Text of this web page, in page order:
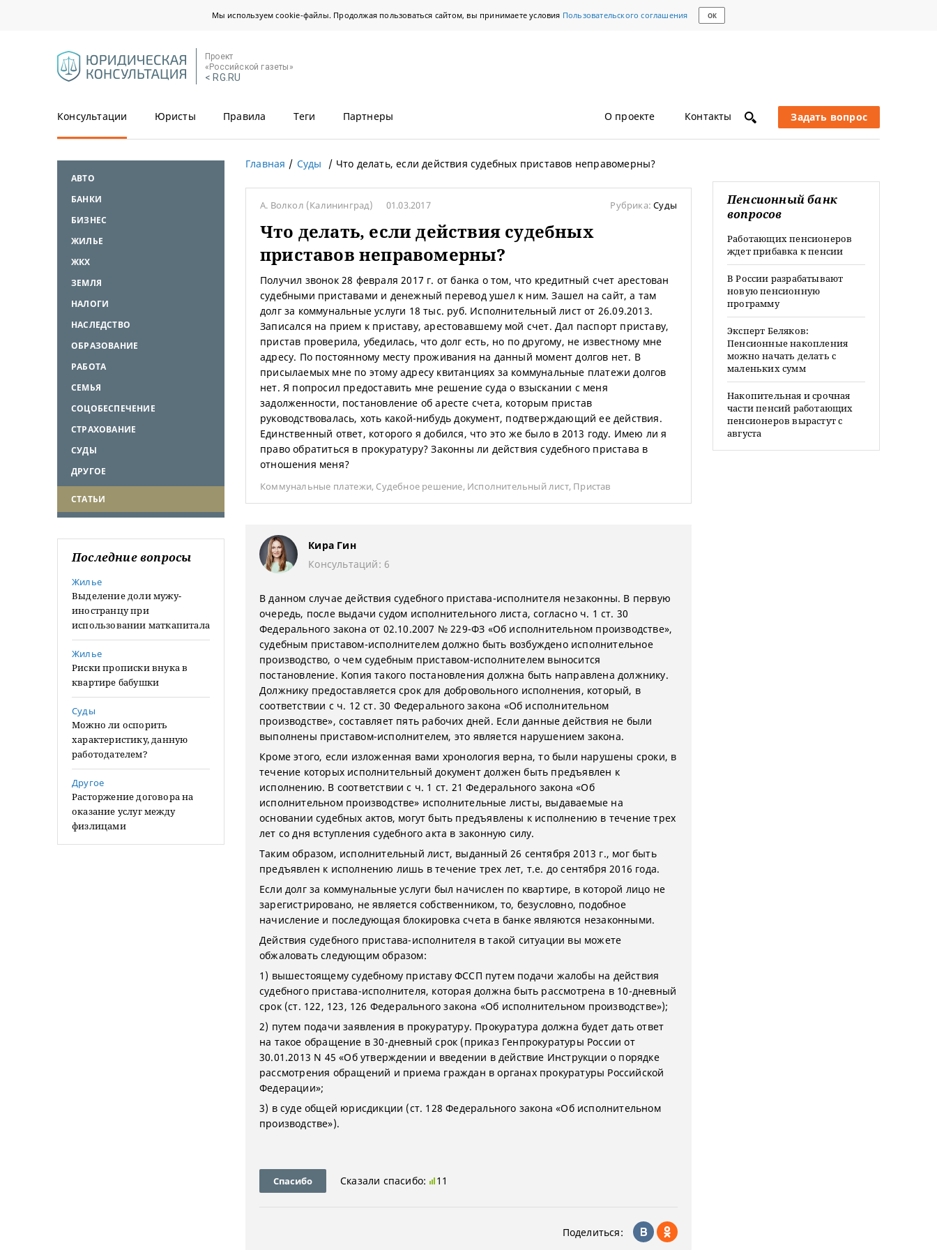
Мы используем cookie-файлы. Продолжая пользоваться сайтом, вы принимаете условия Пользовательского соглашения ОК
Проект
«Российской газеты»
< RG.RU
Консультации Юристы Правила Теги Партнеры О проекте Контакты Задать вопрос
АВТО
БАНКИ
БИЗНЕС
ЖИЛЬЕ
ЖКХ
ЗЕМЛЯ
НАЛОГИ
НАСЛЕДСТВО
ОБРАЗОВАНИЕ
РАБОТА
СЕМЬЯ
СОЦОБЕСПЕЧЕНИЕ
СТРАХОВАНИЕ
СУДЫ
ДРУГОЕ
СТАТЬИ
Последние вопросы
Жилье
Выделение доли мужу-
иностранцу при
использовании маткапитала
Жилье
Риски прописки внука в
квартире бабушки
Суды
Можно ли оспорить
характеристику, данную
работодателем?
Другое
Расторжение договора на
оказание услуг между
физлицами
Главная Суды Что делать, если действия судебных приставов неправомерны?
А. Волкол (Калининград) 01.03.2017 Рубрика:Суды
Что делать, если действия судебных
приставов неправомерны?
Получил звонок 28 февраля 2017 г. от банка о том, что кредитный счет арестован
судебными приставами и денежный перевод ушел к ним. Зашел на сайт, а там
долг за коммунальные услуги 18 тыс. руб. Исполнительный лист от 26.09.2013.
Записался на прием к приставу, арестовавшему мой счет. Дал паспорт приставу,
пристав проверила, убедилась, что долг есть, но по другому, не известному мне
адресу. По постоянному месту проживания на данный момент долгов нет. В
присылаемых мне по этому адресу квитанциях за коммунальные платежи долгов
нет. Я попросил предоставить мне решение суда о взыскании с меня
задолженности, постановление об аресте счета, которым пристав
руководствовалась, хоть какой-нибудь документ, подтверждающий ее действия.
Единственный ответ, которого я добился, что это же было в 2013 году. Имею ли я
право обратиться в прокуратуру? Законны ли действия судебного пристава в
отношения меня?
Коммунальные платежи, Судебное решение, Исполнительный лист, Пристав
Кира Гин
Консультаций: 6
В данном случае действия судебного пристава-исполнителя незаконны. В первую
очередь, после выдачи судом исполнительного листа, согласно ч. 1 ст. 30
Федерального закона от 02.10.2007 № 229-ФЗ «Об исполнительном производстве»,
судебным приставом-исполнителем должно быть возбуждено исполнительное
производство, о чем судебным приставом-исполнителем выносится
постановление. Копия такого постановления должна быть направлена должнику.
Должнику предоставляется срок для добровольного исполнения, который, в
соответствии с ч. 12 ст. 30 Федерального закона «Об исполнительном
производстве», составляет пять рабочих дней. Если данные действия не были
выполнены приставом-исполнителем, это является нарушением закона.
Кроме этого, если изложенная вами хронология верна, то были нарушены сроки, в
течение которых исполнительный документ должен быть предъявлен к
исполнению. В соответствии с ч. 1 ст. 21 Федерального закона «Об
исполнительном производстве» исполнительные листы, выдаваемые на
основании судебных актов, могут быть предъявлены к исполнению в течение трех
лет со дня вступления судебного акта в законную силу.
Таким образом, исполнительный лист, выданный 26 сентября 2013 г., мог быть
предъявлен к исполнению лишь в течение трех лет, т.е. до сентября 2016 года.
Если долг за коммунальные услуги был начислен по квартире, в которой лицо не
зарегистрировано, не является собственником, то, безусловно, подобное
начисление и последующая блокировка счета в банке являются незаконными.
Действия судебного пристава-исполнителя в такой ситуации вы можете
обжаловать следующим образом:
1) вышестоящему судебному приставу ФССП путем подачи жалобы на действия
судебного пристава-исполнителя, которая должна быть рассмотрена в 10-дневный
срок (ст. 122, 123, 126 Федерального закона «Об исполнительном производстве»);
2) путем подачи заявления в прокуратуру. Прокуратура должна будет дать ответ
на такое обращение в 30-дневный срок (приказ Генпрокуратуры России от
30.01.2013 N 45 «Об утверждении и введении в действие Инструкции о порядке
рассмотрения обращений и приема граждан в органах прокуратуры Российской
Федерации»;
3) в суде общей юрисдикции (ст. 128 Федерального закона «Об исполнительном
производстве»).
Спасибо Сказали спасибо: 11
Поделиться:
Пенсионный банк
вопросов
Работающих пенсионеров
ждет прибавка к пенсии
В России разрабатывают
новую пенсионную
программу
Эксперт Беляков:
Пенсионные накопления
можно начать делать с
маленьких сумм
Накопительная и срочная
части пенсий работающих
пенсионеров вырастут с
августа